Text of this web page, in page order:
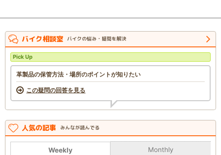
バイク相談室 バイクの悩み・疑問を解決
Pick Up
革製品の保管方法・場所のポイントが知りたい
この疑問の回答を見る
人気の記事 みんなが読んでる
Weekly Monthly